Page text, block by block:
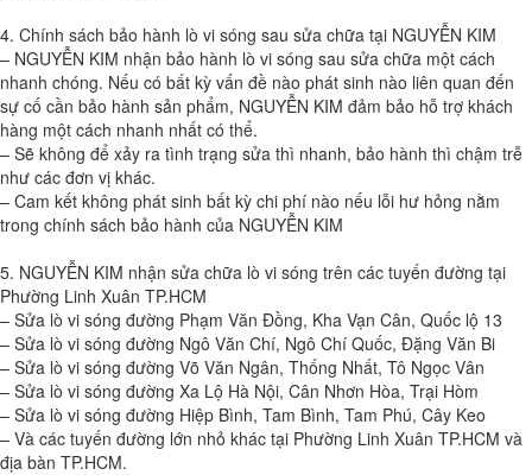
4. Chính sách bảo hành lò vi sóng sau sửa chữa tại NGUYỄN KIM
– NGUYỄN KIM nhận bảo hành lò vi sóng sau sửa chữa một cách
nhanh chóng. Nếu có bất kỳ vấn đề nào phát sinh nào liên quan đến
sự cố cần bảo hành sản phẩm, NGUYỄN KIM đảm bảo hỗ trợ khách
hàng một cách nhanh nhất có thể.
– Sẽ không để xảy ra tình trạng sửa thì nhanh, bảo hành thì chậm trễ
như các đơn vị khác.
– Cam kết không phát sinh bất kỳ chi phí nào nếu lỗi hư hỏng nằm
trong chính sách bảo hành của NGUYỄN KIM
5. NGUYỄN KIM nhận sửa chữa lò vi sóng trên các tuyến đường tại
Phường Linh Xuân TP.HCM
– Sửa lò vi sóng đường Phạm Văn Đồng, Kha Vạn Cân, Quốc lộ 13
– Sửa lò vi sóng đường Ngô Văn Chí, Ngô Chí Quốc, Đặng Văn Bi
– Sửa lò vi sóng đường Võ Văn Ngân, Thống Nhất, Tô Ngọc Vân
– Sửa lò vi sóng đường Xa Lộ Hà Nội, Cân Nhơn Hòa, Trại Hòm
– Sửa lò vi sóng đường Hiệp Bình, Tam Bình, Tam Phú, Cây Keo
– Và các tuyến đường lớn nhỏ khác tại Phường Linh Xuân TP.HCM và
địa bàn TP.HCM.